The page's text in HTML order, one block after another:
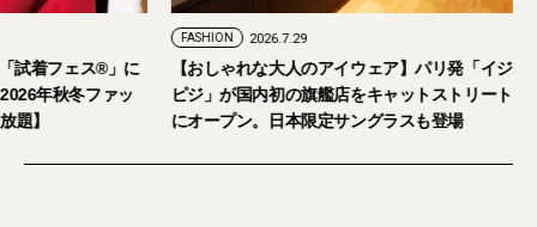
試着フェス®︎」に
年秋冬ファッ
題】
FASHION 2026.7.29
【おしゃれな大人のアイウェア】パリ発「イジ
ピジ」が国内初の旗艦店をキャットストリート
にオープン。日本限定サングラスも登場